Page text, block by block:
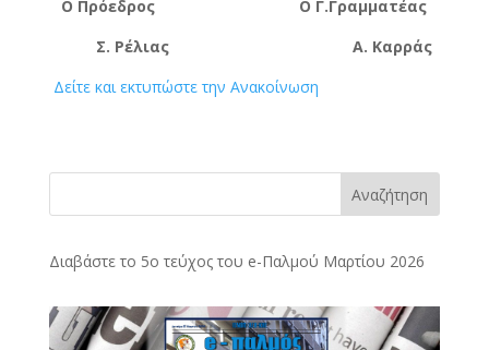
Ο Πρόεδρος Ο Γ.Γραμματέας
Σ. Ρέλιας Α. Καρράς
Δείτε και εκτυπώστε την Ανακοίνωση
Αναζήτηση
Διαβάστε το 5ο τεύχος του e-Παλμού Μαρτίου 2026